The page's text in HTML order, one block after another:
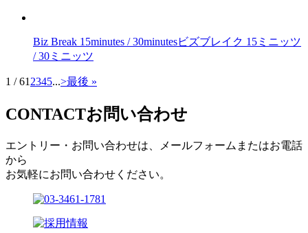
Biz Break 15minutes / 30minutesビズブレイク 15ミニッツ
/ 30ミニッツ
1 / 61 2345...>最後 »
CONTACTお問い合わせ
エントリー・お問い合わせは、メールフォームまたはお電話
から
お気軽にお問い合わせください。